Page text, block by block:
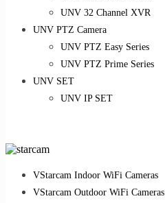
UNV 32 Channel XVR
UNV PTZ Camera
UNV PTZ Easy Series
UNV PTZ Prime Series
UNV SET
UNV IP SET
VStarcam Indoor WiFi Cameras
VStarcam Outdoor WiFi Cameras